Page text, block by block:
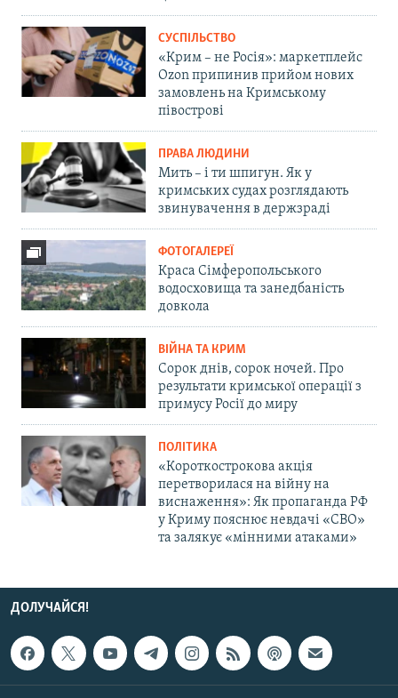
СУСПІЛЬСТВО
«Крим – не Росія»: маркетплейс
Ozon припинив прийом нових
замовлень на Кримському
півострові
ПРАВА ЛЮДИНИ
Мить – і ти шпигун. Як у
кримських судах розглядають
звинувачення в держзраді
ФОТОГАЛЕРЕЇ
Краса Сімферопольського
водосховища та занедбаність
довкола
ВІЙНА ТА КРИМ
Сорок днів, сорок ночей. Про
результати кримської операції з
примусу Росії до миру
ПОЛІТИКА
«Короткострокова акція
перетворилася на війну на
виснаження»: Як пропаганда РФ
у Криму пояснює невдачі «СВО»
та залякує «мінними атаками»
ДОЛУЧАЙСЯ!